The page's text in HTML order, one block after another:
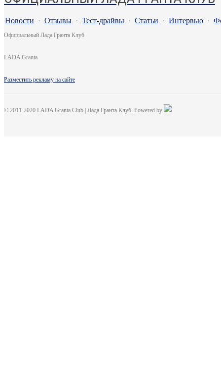
Новости · Отзывы · Тест-драйвы · Статьи · Интервью ·
Официальный Лада Гранта Клуб
LADA Granta
Разместить рекламу на сайте
© 2011-2020 LADA Granta Club | Лада Гранта Клуб. Powered by